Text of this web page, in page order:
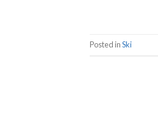
Posted inSki